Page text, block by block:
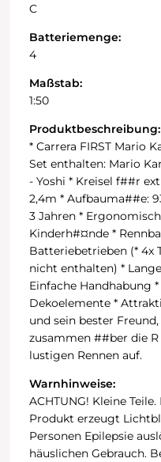
C
Batteriemenge:
4
Maßstab:
1:50
Produktbeschreibung:
* Carrera FIRST Mario
Set enthalten: Mario
- Yoshi * Kreisel f##r
2,4m * Aufbauma##e:
3 Jahren *
Kinderh#¤nde *
Batteriebetrieben (* 4x
nicht enthalten) *
Einfache Handhabung
Dekoelemente *
und sein bester
zusammen ##ber die
lustigen Rennen auf.
Warnhinweise:
ACHTUNG! Kleine
Produkt erzeugt
Personen Epilepsie
häuslichen Gebrauch.